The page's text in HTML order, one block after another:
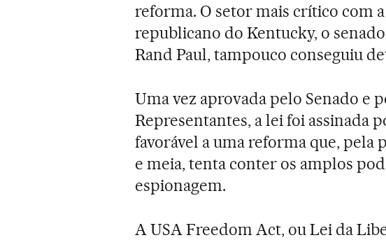
reforma. O setor mais crítico com
republicano do Kentucky, o
Rand Paul, tampouco conseguiu
Uma vez aprovada pelo Senado e
Representantes, a lei foi assinada
favorável a uma reforma que, pela
e meia, tenta conter os amplos
espionagem.
A USA Freedom Act, ou Lei da